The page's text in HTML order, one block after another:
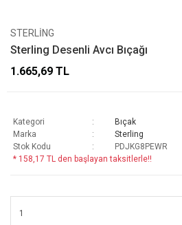
STERLING
Sterling Desenli Avcı Bıçağı
1.665,69 TL
Kategori
Bıçak
Marka
Sterling
Stok Kodu
PDJKG8PEWR
* 158,17 TL den başlayan taksitlerle!!